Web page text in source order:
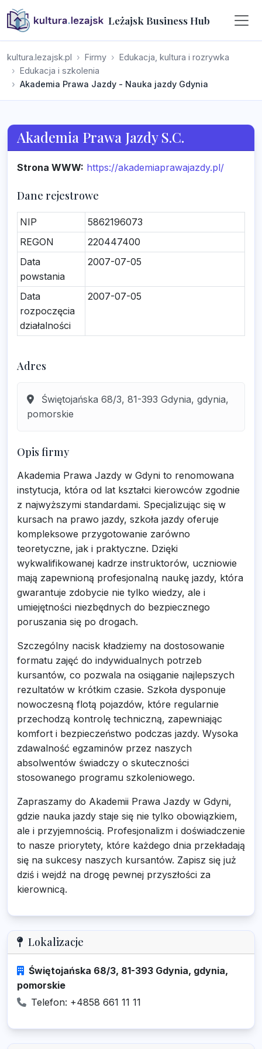
Leżajsk Business Hub
kultura.lezajsk.pl Firmy
Edukacja, kultura i rozrywka
Edukacja i szkolenia
Akademia Prawa Jazdy - Nauka jazdy Gdynia
Akademia Prawa Jazdy S.C.
Strona WWW: https://akademiaprawajazdy.pl/
Dane rejestrowe
NIP
5862196073
REGON
220447400
Data
powstania
2007-07-05
Data
rozpoczęcia
działalności
2007-07-05
Adres
Świętojańska 68/3, 81-393 Gdynia, gdynia,
pomorskie
Opis firmy
Akademia Prawa Jazdy w Gdyni to renomowana
instytucja, która od lat kształci kierowców zgodnie
z najwyższymi standardami. Specjalizując się w
kursach na prawo jazdy, szkoła jazdy oferuje
kompleksowe przygotowanie zarówno
teoretyczne, jak i praktyczne. Dzięki
wykwalifikowanej kadrze instruktorów, uczniowie
mają zapewnioną profesjonalną naukę jazdy, która
gwarantuje zdobycie nie tylko wiedzy, ale i
umiejętności niezbędnych do bezpiecznego
poruszania się po drogach.
Szczególny nacisk kładziemy na dostosowanie
formatu zajęć do indywidualnych potrzeb
kursantów, co pozwala na osiąganie najlepszych
rezultatów w krótkim czasie. Szkoła dysponuje
nowoczesną flotą pojazdów, które regularnie
przechodzą kontrolę techniczną, zapewniając
komfort i bezpieczeństwo podczas jazdy. Wysoka
zdawalność egzaminów przez naszych
absolwentów świadczy o skuteczności
stosowanego programu szkoleniowego.
Zapraszamy do Akademii Prawa Jazdy w Gdyni,
gdzie nauka jazdy staje się nie tylko obowiązkiem,
ale i przyjemnością. Profesjonalizm i doświadczenie
to nasze priorytety, które każdego dnia przekładają
się na sukcesy naszych kursantów. Zapisz się już
dziś i wejdź na drogę pewnej przyszłości za
kierownicą.
Lokalizacje
Świętojańska 68/3, 81-393 Gdynia, gdynia,
pomorskie
Telefon: +4858 661 11 11